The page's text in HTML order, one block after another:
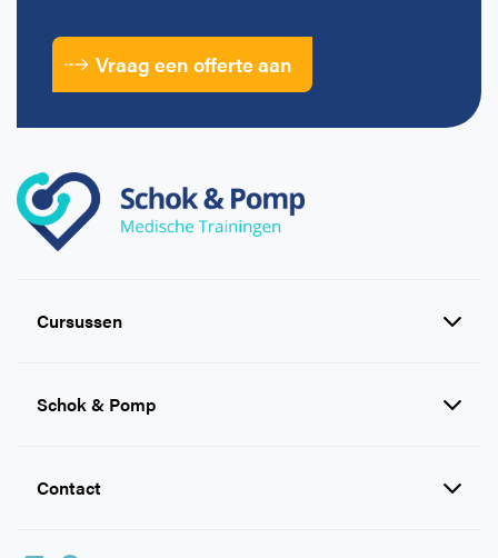
Vraag een offerte aan
Cursussen
EHBO cursussen
Levensreddend handelen voor
Schok & Pomp
Over Ons
Contact
Veelgestelde vragen